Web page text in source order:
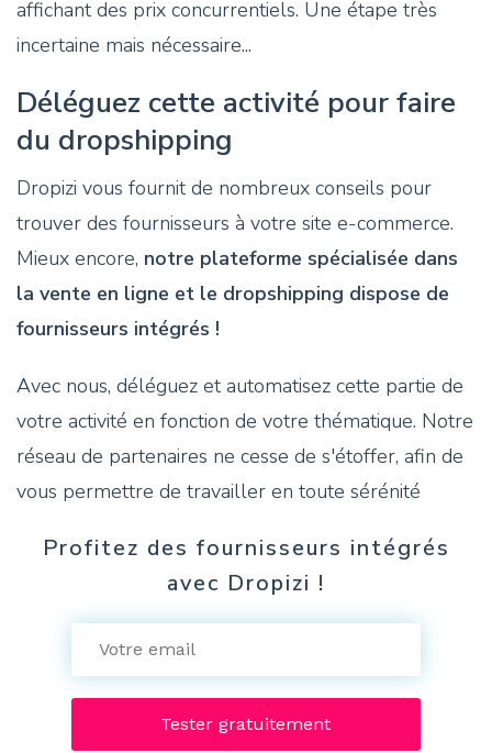
affichant des prix concurrentiels. Une étape très
incertaine mais nécessaire...
Déléguez cette activité pour faire
du dropshipping
Dropizi vous fournit de nombreux conseils pour
trouver des fournisseurs à votre site e-commerce.
Mieux encore, notre plateforme spécialisée dans
la vente en ligne et le dropshipping dispose de
fournisseurs intégrés !
Avec nous, déléguez et automatisez cette partie de
votre activité en fonction de votre thématique. Notre
réseau de partenaires ne cesse de s'étoffer, afin de
vous permettre de travailler en toute sérénité
Profitez des fournisseurs intégrés
avec Dropizi !